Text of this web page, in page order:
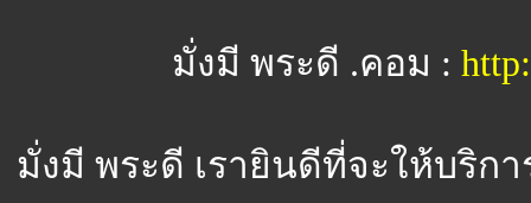
มั่งมี พระดี .คอม :
มั่งมี พระดี เรายินดีที่จะให้บริก